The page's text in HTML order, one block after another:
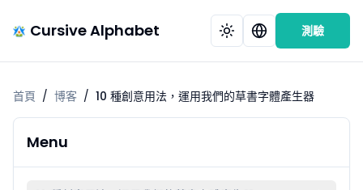
Cursive Alphabet 測驗
首頁 / 博客 / 10 種創意用法，運用我們的草書字體產生器
Menu